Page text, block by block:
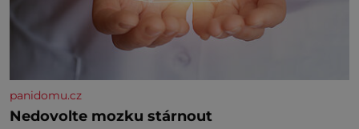
panidomu.cz
Nedovolte mozku stárnout